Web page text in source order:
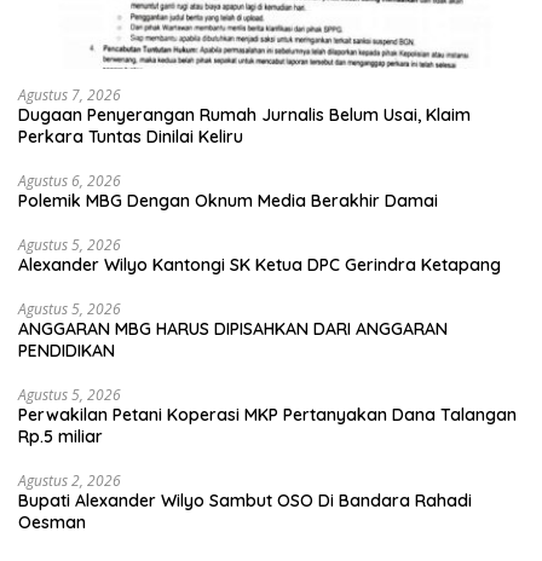
Agustus 7, 2026
Dugaan Penyerangan Rumah Jurnalis Belum Usai, Klaim
Perkara Tuntas Dinilai Keliru
Agustus 6, 2026
Polemik MBG Dengan Oknum Media Berakhir Damai
Agustus 5, 2026
Alexander Wilyo Kantongi SK Ketua DPC Gerindra Ketapang
Agustus 5, 2026
ANGGARAN MBG HARUS DIPISAHKAN DARI ANGGARAN
PENDIDIKAN
Agustus 5, 2026
Perwakilan Petani Koperasi MKP Pertanyakan Dana Talangan
Rp.5 miliar
Agustus 2, 2026
Bupati Alexander Wilyo Sambut OSO Di Bandara Rahadi
Oesman